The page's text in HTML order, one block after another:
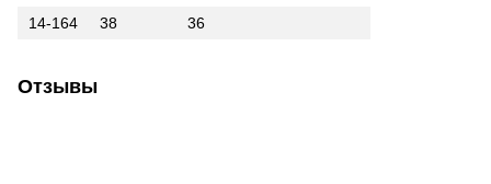
14-164
38 36
Отзывы